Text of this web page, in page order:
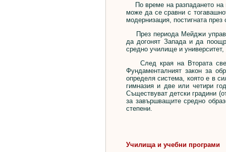
По време на разпадането на
може да се сравни с
модернизация, постигната
През периода Мейджи
да догонят Запада и да
средно училище и
След края на Втората
Фундаменталният закон за
определя система, която е в
гимназия и две или четири
Съществуват детски градини
за завършващите средно
степени.
Училища и учебни програми